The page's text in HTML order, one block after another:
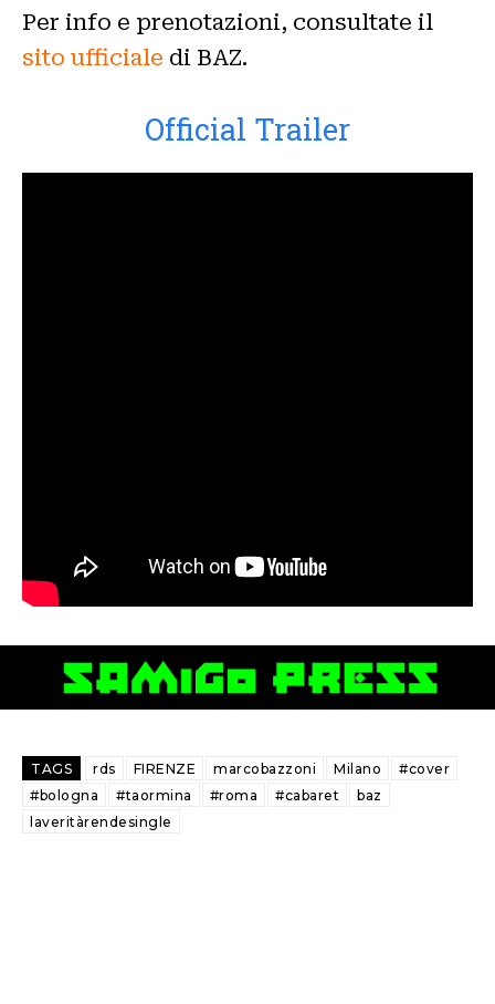
Per info e prenotazioni, consultate il
sito ufficiale di BAZ.
Official Trailer
TAGS rds FIRENZE marcobazzoni Milano
#cover
#bologna
#taormina #roma #cabaret
baz
laveritàrendesingle